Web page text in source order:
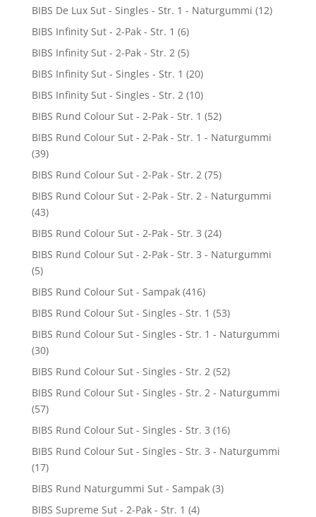
BIBS De Lux Sut - Singles - Str. 1 - Naturgummi (12)
BIBS Infinity Sut - 2-Pak - Str. 1 (6)
BIBS Infinity Sut - 2-Pak - Str. 2 (5)
BIBS Infinity Sut - Singles - Str. 1 (20)
BIBS Infinity Sut - Singles - Str. 2 (10)
BIBS Rund Colour Sut - 2-Pak - Str. 1 (52)
BIBS Rund Colour Sut - 2-Pak - Str. 1 - Naturgummi
(39)
BIBS Rund Colour Sut - 2-Pak - Str. 2 (75)
BIBS Rund Colour Sut - 2-Pak - Str. 2 - Naturgummi
(43)
BIBS Rund Colour Sut - 2-Pak - Str. 3 (24)
BIBS Rund Colour Sut - 2-Pak - Str. 3 - Naturgummi
(5)
BIBS Rund Colour Sut - Sampak (416)
BIBS Rund Colour Sut - Singles - Str. 1 (53)
BIBS Rund Colour Sut - Singles - Str. 1 - Naturgummi
(30)
BIBS Rund Colour Sut - Singles - Str. 2 (52)
BIBS Rund Colour Sut - Singles - Str. 2 - Naturgummi
(57)
BIBS Rund Colour Sut - Singles - Str. 3 (16)
BIBS Rund Colour Sut - Singles - Str. 3 - Naturgummi
(17)
BIBS Rund Naturgummi Sut - Sampak (3)
BIBS Supreme Sut - 2-Pak - Str. 1 (4)